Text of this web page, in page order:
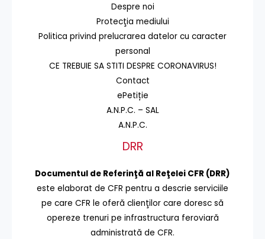
Despre noi
Protecţia mediului
Politica privind prelucrarea datelor cu caracter
personal
CE TREBUIE SA STITI DESPRE CORONAVIRUS!
Contact
ePetiție
A.N.P.C. – SAL
A.N.P.C.
DRR
Documentul de Referinţă al Reţelei CFR (DRR)
este elaborat de CFR pentru a descrie serviciile
pe care CFR le oferă clienţilor care doresc să
opereze trenuri pe infrastructura feroviară
administrată de CFR.